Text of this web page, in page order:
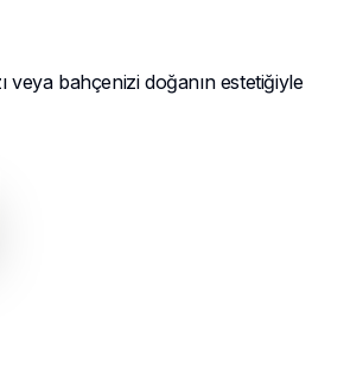
veya bahçenizi doğanın estetiğiyle